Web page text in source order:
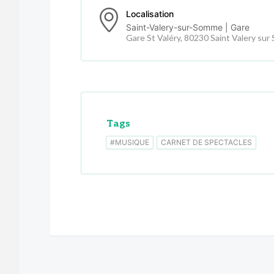
Localisation
Saint-Valery-sur-Somme | Gare
Gare St Valéry, 80230 Saint Valery sur
Tags
#MUSIQUE CARNET DE SPECTACLES